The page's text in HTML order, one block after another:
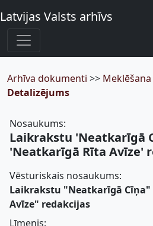
Latvijas Valsts arhīvs
Arhīva dokumenti >>
Detalizējums
Nosaukums:
Laikrakstu 'Neatkarīgā
'Neatkarīgā Rīta Avīze'
Vēsturiskais nosaukums:
Laikrakstu "Neatkarīgā
Avīze" redakcijas
Līmenis: